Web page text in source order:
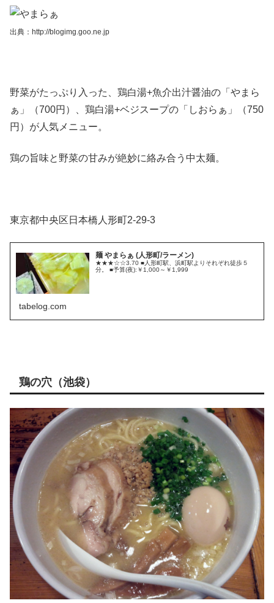
出典：http://blogimg.goo.ne.jp
野菜がたっぷり入った、鶏白湯+魚介出汁醤油の「やまら
ぁ」（700円）、鶏白湯+ベジスープの「しおらぁ」（750
円）が人気メニュー。
鶏の旨味と野菜の甘みが絶妙に絡み合う中太麺。
東京都中央区日本橋人形町2-29-3
麺 やまらぁ (人形町/ラーメン)
★★★☆☆3.70 ■人形町駅、浜町駅よりそれぞれ徒歩５
分。 ■予算(夜):￥1,000～￥1,999
tabelog.com
鶏の穴（池袋）